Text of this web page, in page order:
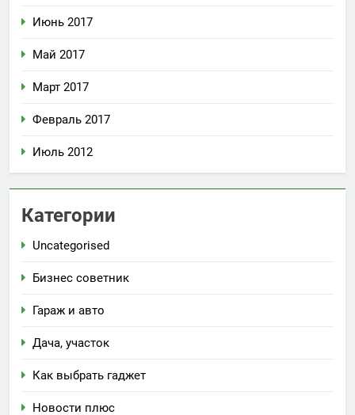
Июнь 2017
Май 2017
Март 2017
Февраль 2017
Июль 2012
Категории
Uncategorised
Бизнес советник
Гараж и авто
Дача, участок
Как выбрать гаджет
Новости плюс